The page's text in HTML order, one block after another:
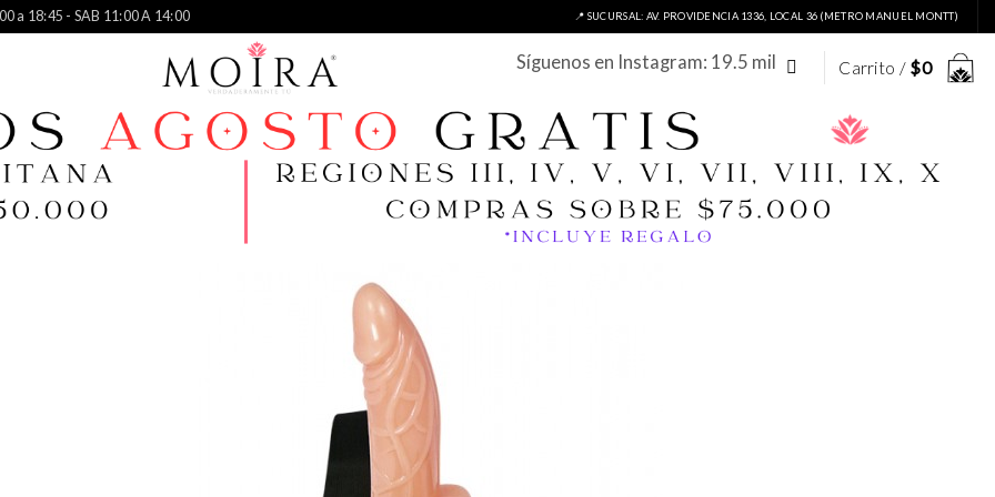
a 18:45 - SAB 11:00 A 14:00 📍 SUCURSAL: AV. PROVIDENCIA 1336, LOCAL 36 (METRO MANUEL MONTT)
Síguenos en Instagram: 19.5 mil Carrito / $0